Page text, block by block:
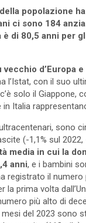
popolazione
ci sono 184
è di 80,5 anni per
d’Europa
l’Istat, con il suo
solo il Giappone,
Italia
sono
(-1,1% sul 2022,
media in cui la
anni, e i bambini
registrato il numero
la prima volta
più alto di
del 2023 sono